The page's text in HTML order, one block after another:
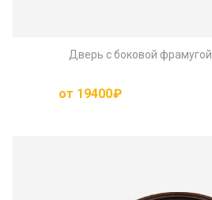
Дверь с боковой фрамугой
от 19400₽